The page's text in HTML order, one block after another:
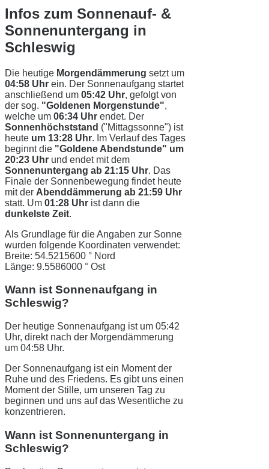
Infos zum Sonnenauf- &
Sonnenuntergang in
Schleswig
Die heutige Morgendämmerung setzt um
04:58 Uhr ein. Der Sonnenaufgang startet
anschließend um 05:42 Uhr, gefolgt von
der sog. "Goldenen Morgenstunde",
welche um 06:34 Uhr endet. Der
Sonnenhöchststand ("Mittagssonne") ist
heute um 13:28 Uhr. Im Verlauf des Tages
beginnt die "Goldene Abendstunde" um
20:23 Uhr und endet mit dem
Sonnenuntergang ab 21:15 Uhr. Das
Finale der Sonnenbewegung findet heute
mit der Abenddämmerung ab 21:59 Uhr
statt. Um 01:28 Uhr ist dann die
dunkelste Zeit.
Als Grundlage für die Angaben zur Sonne
wurden folgende Koordinaten verwendet:
Breite: 54.5215600 ° Nord
Länge: 9.5586000 ° Ost
Wann ist Sonnenaufgang in
Schleswig?
Der heutige Sonnenaufgang ist um 05:42
Uhr, direkt nach der Morgendämmerung
um 04:58 Uhr.
Der Sonnenaufgang ist ein Moment der
Ruhe und des Friedens. Es gibt uns einen
Moment der Stille, um unseren Tag zu
beginnen und uns auf das Wesentliche zu
konzentrieren.
Wann ist Sonnenuntergang in
Schleswig?